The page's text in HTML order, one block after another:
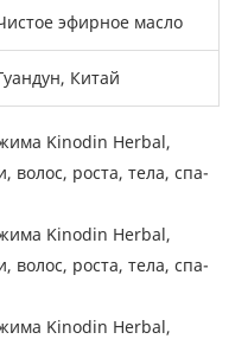
эфирное масло
Китай